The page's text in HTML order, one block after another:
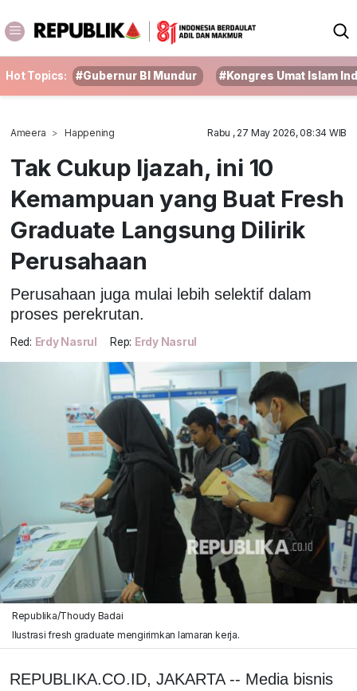
Hot Topics: #Gubernur BI Mundur #Kongres Umat Islam
Ameera Happening Rabu , 27 May 2026, 08:34 WIB
Tak Cukup Ijazah, ini 10
Kemampuan yang Buat Fresh
Graduate Langsung Dilirik
Perusahaan
Perusahaan juga mulai lebih selektif dalam
proses perekrutan.
Red: Erdy Nasrul Rep: Erdy Nasrul
Republika/Thoudy Badai
Ilustrasi fresh graduate mengirimkan lamaran kerja.
REPUBLIKA.CO.ID, JAKARTA -- Media bisnis